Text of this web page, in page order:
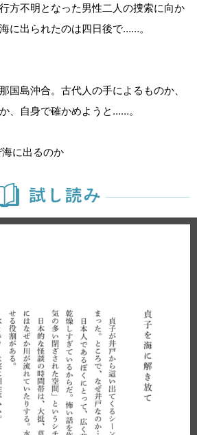
方不明となった男性二人の捜索に向か
に出られたのは四日後で……。
国島沖合。古代人の手によるものか、
、自身で確かめようと……。
に出るのか